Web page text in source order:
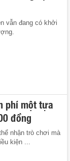
vẫn đang có khởi
phí một tựa
đồng
nhận trò chơi mà
kiện ...